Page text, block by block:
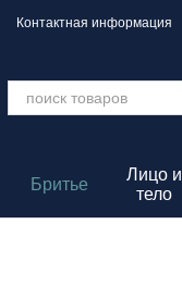
Контактная информация
Бритье
Лицо и
тело